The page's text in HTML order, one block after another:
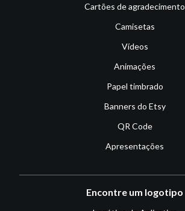
Cartões de agradecimento
Camisetas
Vídeos
Animações
Papel timbrado
Banners do Etsy
QR Code
Apresentações
Encontre um logotipo